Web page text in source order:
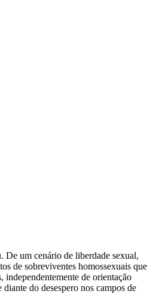
De um cenário de liberdade sexual,
de sobreviventes homossexuais que
independentemente de orientação
do desespero nos campos de